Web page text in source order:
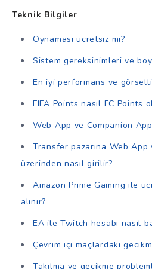
Teknik Bilgiler
Oynaması ücretsiz mi?
Sistem gereksinimleri ve
En iyi performans ve
FIFA Points nasıl FC Points
Web App ve Companion
Transfer pazarına Web App
üzerinden nasıl girilir?
Amazon Prime Gaming ile
alınır?
EA ile Twitch hesabı nasıl
Çevrim içi maçlardaki
Takılma ve gecikme